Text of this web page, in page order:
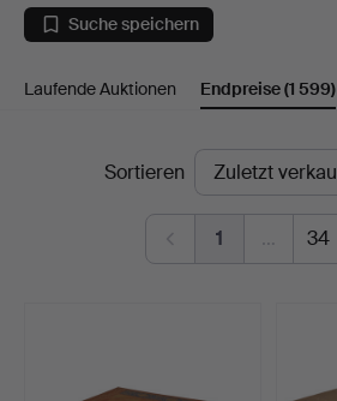
&
Handschriften
Bishop
Suche speichern
Laufende Auktionen Endpreise(1 599)
EndpreiseSortieren
1 … 34